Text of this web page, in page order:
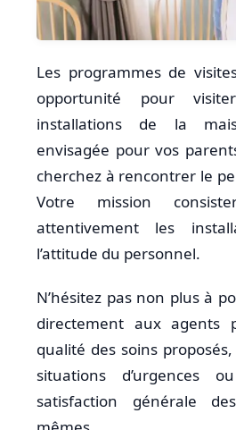
Les programmes de
opportunité pour
installations de la
envisagée pour vos
cherchez à rencontrer le
Votre mission
attentivement les
l’attitude du personnel.
N’hésitez pas non plus à
directement aux agents
qualité des soins
situations d’urgences
satisfaction générale